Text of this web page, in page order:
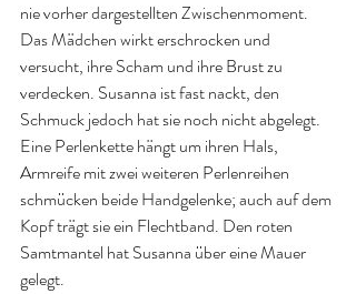
nie vorher dargestellten Zwischenmoment.
Das Mädchen wirkt erschrocken und
versucht, ihre Scham und ihre Brust zu
verdecken. Susanna ist fast nackt, den
Schmuck jedoch hat sie noch nicht abgelegt.
Eine Perlenkette hängt um ihren Hals,
Armreife mit zwei weiteren Perlenreihen
schmücken beide Handgelenke; auch auf dem
Kopf trägt sie ein Flechtband. Den roten
Samtmantel hat Susanna über eine Mauer
gelegt.